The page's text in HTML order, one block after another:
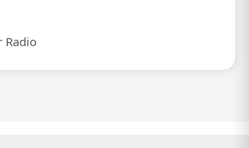
Radio